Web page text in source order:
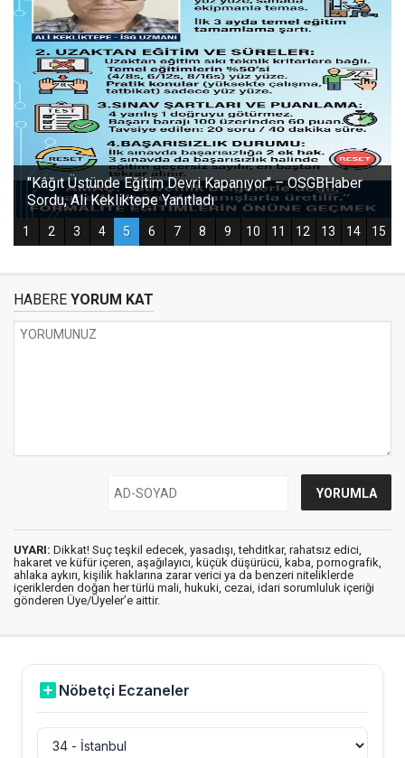
HABERE YORUM KAT
UYARI: Dikkat! Suç teşkil edecek, yasadışı, tehditkar, rahatsız edici,
hakaret ve küfür içeren, aşağılayıcı, küçük düşürücü, kaba, pornografik,
ahlaka aykırı, kişilik haklarına zarar verici ya da benzeri niteliklerde
içeriklerden doğan her türlü mali, hukuki, cezai, idari sorumluluk içeriği
gönderen Üye/Üyeler’e aittir.